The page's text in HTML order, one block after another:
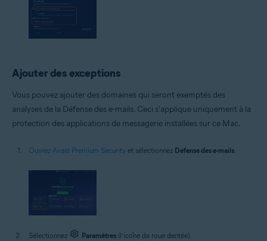
Ajouter des exceptions
Vous pouvez ajouter des domaines qui seront exemptés des
analyses de la Défense des e-mails. Ceci s'applique uniquement à la
protection des applications de messagerie installées sur ce Mac.
Ouvrez Avast Premium Security et sélectionnez Défense des e-mails.
Sélectionnez Paramètres (l’icône de roue dentée).